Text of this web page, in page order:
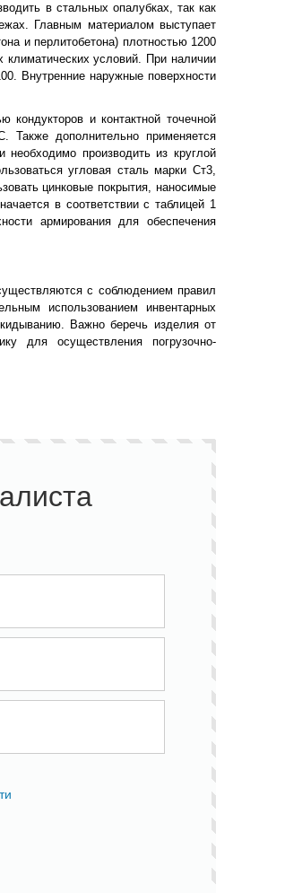
в стальных опалубках, так как
Главным материалом выступает
и перлитобетона) плотностью 1200
климатических условий. При наличии
Внутренние наружные поверхности
и контактной точечной
Также дополнительно применяется
производить из круглой
угловая сталь марки Ст3,
цинковые покрытия, наносимые
в соответствии с таблицей 1
армирования для обеспечения
с соблюдением правил
использованием инвентарных
Важно беречь изделия от
для осуществления погрузочно-